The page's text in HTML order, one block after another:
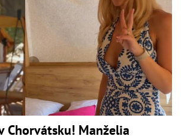
Chorvátsku! Manželia